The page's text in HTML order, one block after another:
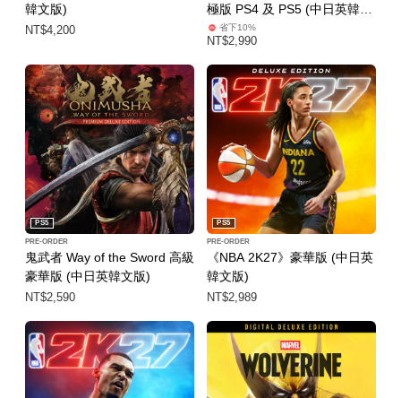
韓文版)
NT$4,200
極版 PS4 及 PS5 (中日英韓文
版)省下10%
NT$2,990
鬼武者 Way of the Sword 高級
豪華版 (中日英韓文版)
PS5
PRE-ORDER
NT$2,590
《NBA 2K27》豪華版 (中日英
韓文版)
PS5
PRE-ORDER
NT$2,989